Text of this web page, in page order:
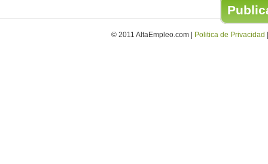
© 2011 AltaEmpleo.com | Politica de Privacidad